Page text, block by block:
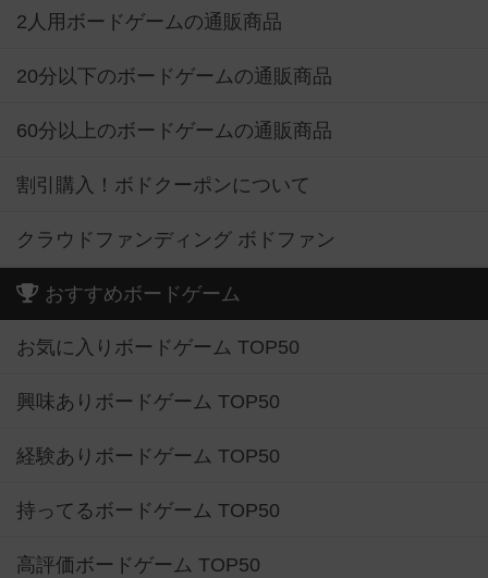
2人用ボードゲームの通販商品
20分以下のボードゲームの通販商品
60分以上のボードゲームの通販商品
割引購入！ボドクーポンについて
クラウドファンディング ボドファン
おすすめボードゲーム
お気に入りボードゲーム TOP50
興味ありボードゲーム TOP50
経験ありボードゲーム TOP50
持ってるボードゲーム TOP50
高評価ボードゲーム TOP50